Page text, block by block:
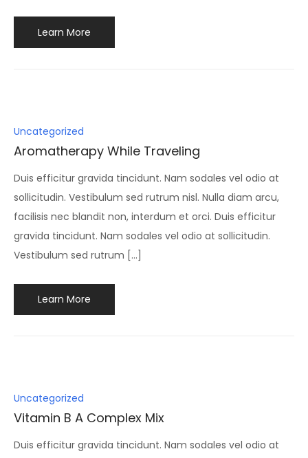
Learn More
Posted
in
Uncategorized
Aromatherapy While Traveling
Duis efficitur gravida tincidunt. Nam sodales vel odio at
sollicitudin. Vestibulum sed rutrum nisl. Nulla diam arcu,
facilisis nec blandit non, interdum et orci. Duis efficitur
gravida tincidunt. Nam sodales vel odio at sollicitudin.
Vestibulum sed rutrum […]
Learn More
Posted
in
Uncategorized
Vitamin B A Complex Mix
Duis efficitur gravida tincidunt. Nam sodales vel odio at